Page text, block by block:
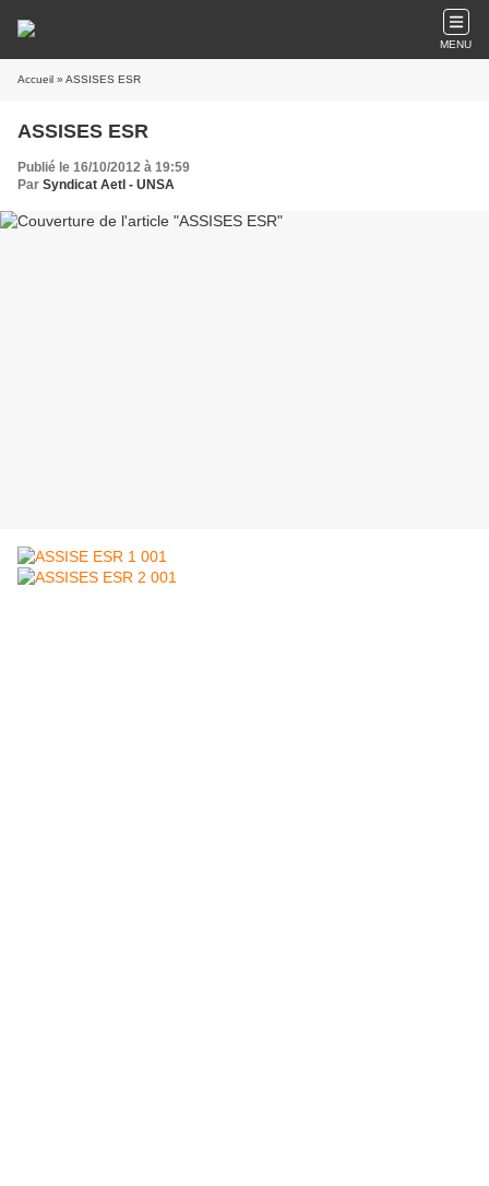
MENU
Accueil » ASSISES ESR
ASSISES ESR
Publié le 16/10/2012 à 19:59
Par Syndicat AetI - UNSA